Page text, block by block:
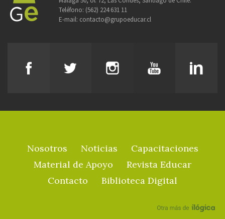
Teléfono: (562) 224 631 11
E-mail: contacto@grupoeducar.cl
Nosotros Noticias
Capacitaciones
Material de Apoyo
Revista Educar
Contacto
Biblioteca Digital